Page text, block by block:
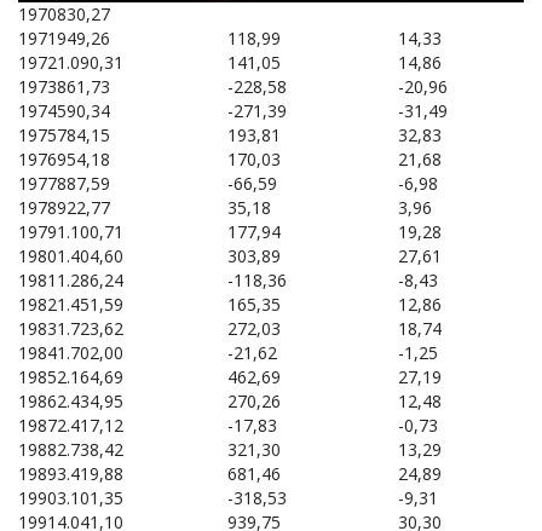
1970830,27
1971949,26 118,99
14,33
19721.090,31 141,05
14,86
1973861,73 -228,58
-20,96
1974590,34 -271,39
-31,49
1975784,15 193,81
32,83
1976954,18 170,03
21,68
1977887,59 -66,59
-6,98
1978922,77 35,18
3,96
19791.100,71 177,94
19,28
19801.404,60 303,89
27,61
1981 1.286,24 -118,36
-8,43
19821.451,59 165,35
12,86
19831.723,62 272,03
18,74
19841.702,00 -21,62
-1,25
19852.164,69 462,69
27,19
19862.434,95 270,26
12,48
19872.417,12 -17,83
-0,73
19882.738,42 321,30
13,29
19893.419,88 681,46
24,89
19903.101,35 -318,53
-9,31
1991 4.041,10 939,75
30,30